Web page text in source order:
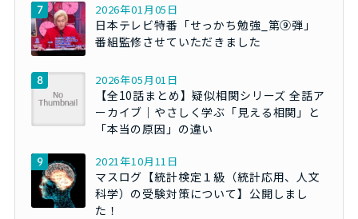
2026年01月05日
日本テレビ特番「せっかち勉強_第⑨弾」
番組監修させていただきました
2026年05月01日
【全10話まとめ】疑似相関シリーズ 全話ア
ーカイブ｜やさしく学ぶ「見える相関」と
「本当の原因」の違い
2021年10月11日
マスログ【統計検定１級（統計応用、人文
科学）の受験対策について】公開しまし
た！